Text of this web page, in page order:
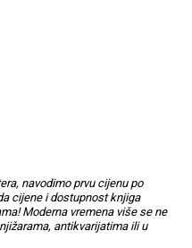
navodimo prvu cijenu po
cijene i dostupnost knjiga
Moderna vremena više se ne
antikvarijatima ili u